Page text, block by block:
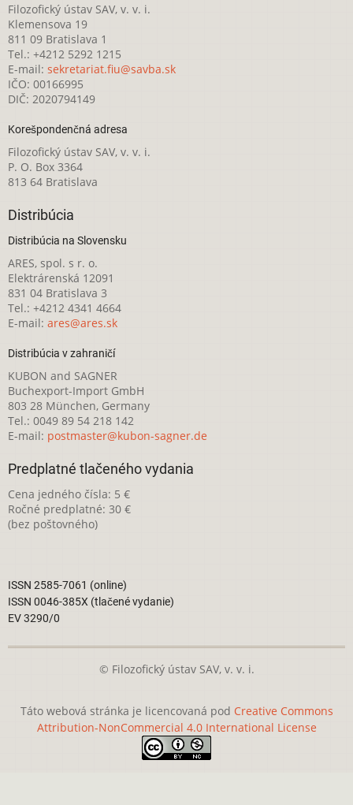
Filozofický ústav SAV, v. v. i.
Klemensova 19
811 09 Bratislava 1
Tel.: +4212 5292 1215
E-mail: sekretariat.fiu@savba.sk
IČO: 00166995
DIČ: 2020794149
Korešpondenčná adresa
Filozofický ústav SAV, v. v. i.
P. O. Box 3364
813 64 Bratislava
Distribúcia
Distribúcia na Slovensku
ARES, spol. s r. o.
Elektrárenská 12091
831 04 Bratislava 3
Tel.: +4212 4341 4664
E-mail: ares@ares.sk
Distribúcia v zahraničí
KUBON and SAGNER
Buchexport-Import GmbH
803 28 München, Germany
Tel.: 0049 89 54 218 142
E-mail: postmaster@kubon-sagner.de
Predplatné tlačeného vydania
Cena jedného čísla: 5 €
Ročné predplatné: 30 €
(bez poštovného)
ISSN 2585-7061 (online)
ISSN 0046-385X (tlačené vydanie)
EV 3290/0
© Filozofický ústav SAV, v. v. i.
Táto webová stránka je licencovaná pod Creative Commons
Attribution-NonCommercial 4.0 International License